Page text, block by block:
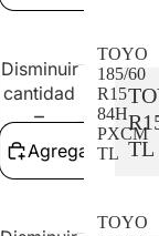
Disminuir
cantidad
Agregar al
TOYO
185/60
R15
84H
PXCM
TL TL
TOYO